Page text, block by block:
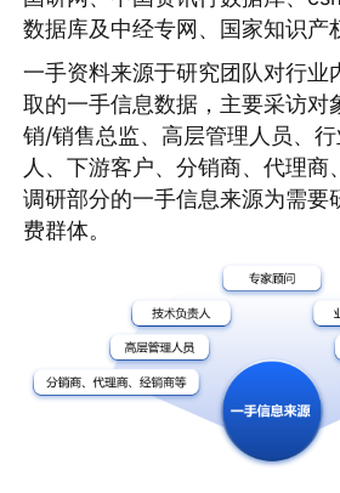
数据库及中经专网、国家知识产
一手资料来源于研究团队对行业
取的一手信息数据，主要采访对
销/销售总监、高层管理人员、
人、下游客户、分销商、代理商
调研部分的一手信息来源为需要
费群体。